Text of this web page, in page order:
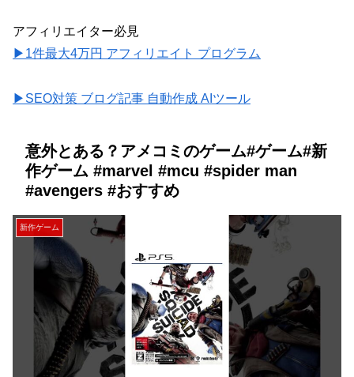
アフィリエイター必見
▶1件最大4万円 アフィリエイト プログラム
▶SEO対策 ブログ記事 自動作成 AIツール
意外とある？アメコミのゲーム#ゲーム#新
作ゲーム #marvel #mcu #spider man
#avengers #おすすめ
新作ゲーム